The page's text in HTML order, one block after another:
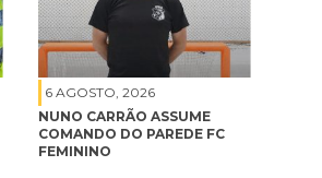
6 AGOSTO, 2026
NUNO CARRÃO ASSUME
COMANDO DO PAREDE FC
FEMININO